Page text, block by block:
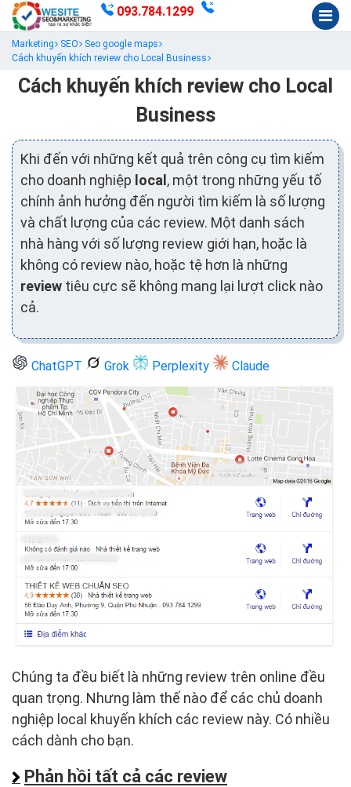
093.784.1299
Marketing SEO
Seo google maps
Cách khuyến khích review cho Local Business
Cách khuyến khích review cho Local
Business
Khi đến với những kết quả trên công cụ tìm kiếm
cho doanh nghiệp local, một trong những yếu tố
chính ảnh hưởng đến người tìm kiếm là số lượng
và chất lượng của các review. Một danh sách
nhà hàng với số lượng review giới hạn, hoặc là
không có review nào, hoặc tệ hơn là những
review tiêu cực sẽ không mang lại lượt click nào
cả.
ChatGPT Grok Perplexity Claude
Chúng ta đều biết là những review trên online đều
quan trọng. Nhưng làm thế nào để các chủ doanh
nghiệp local khuyến khích các review này. Có nhiều
cách dành cho bạn.
Phản hồi tất cả các review